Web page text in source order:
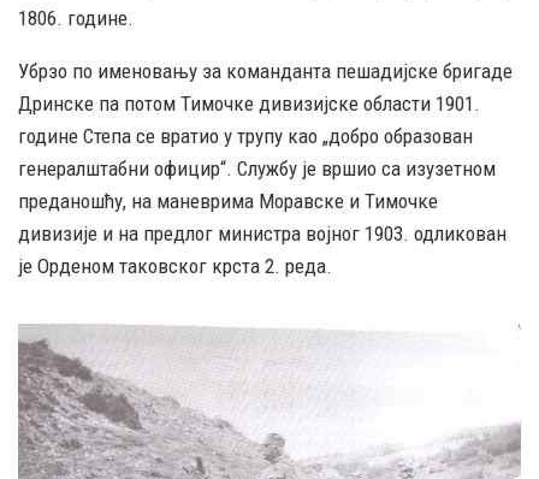
1806. године.
Убрзо по именовању за команданта пешадијске бригаде
Дринске па потом Тимочке дивизијске области 1901.
године Степа се вратио у трупу као „добро образован
генералштабни официр“. Службу је вршио са изузетном
преданошћу, на маневрима Моравске и Тимочке
дивизије и на предлог министра војног 1903. одликован
је Орденом таковског крста 2. реда.